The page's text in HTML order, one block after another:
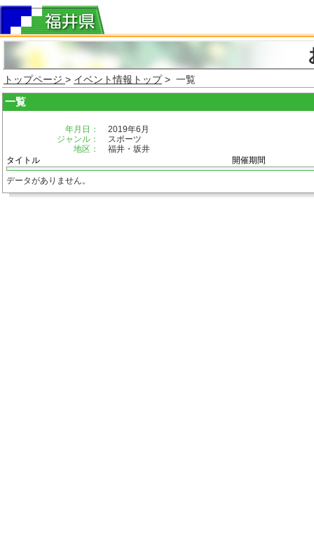
トップページ > イベント情報トップ> 一覧
一覧
年月日：
2019年6月
ジャンル：
スポーツ
地区：
福井・坂井
タイトル
開催期間
データがありません。